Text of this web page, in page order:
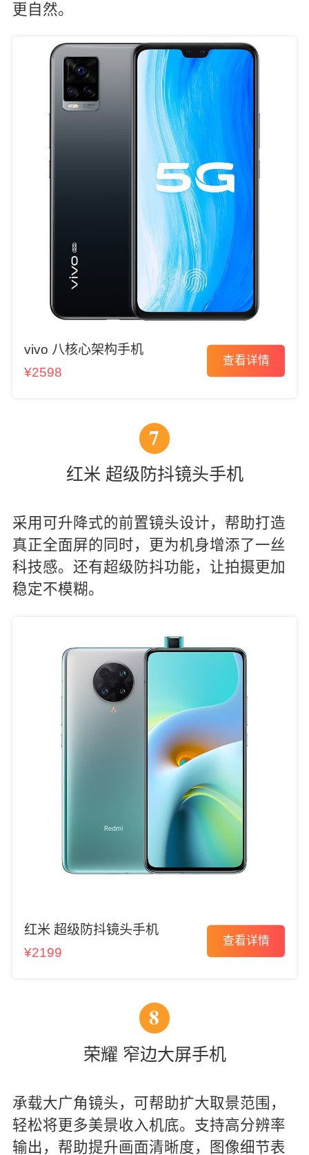
更自然。
vivo 八核心架构手机
¥2598
查看详情
7
红米 超级防抖镜头手机
采用可升降式的前置镜头设计，帮助打造
真正全面屏的同时，更为机身增添了一丝
科技感。还有超级防抖功能，让拍摄更加
稳定不模糊。
红米 超级防抖镜头手机
¥2199
查看详情
8
荣耀 窄边大屏手机
承载大广角镜头，可帮助扩大取景范围，
轻松将更多美景收入机底。支持高分辨率
输出，帮助提升画面清晰度，图像细节表